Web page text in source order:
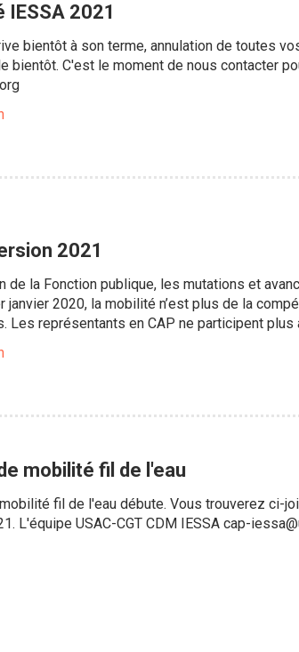
IESSA 2021
bientôt à son terme, annulation de toutes
bientôt. C'est le moment de nous contacter
2021
de la Fonction publique, les mutations et
janvier 2020, la mobilité n’est plus de la
Les représentants en CAP ne participent
mobilité fil de l'eau
fil de l'eau débute. Vous trouverez ci-
L'équipe USAC-CGT CDM IESSA cap-